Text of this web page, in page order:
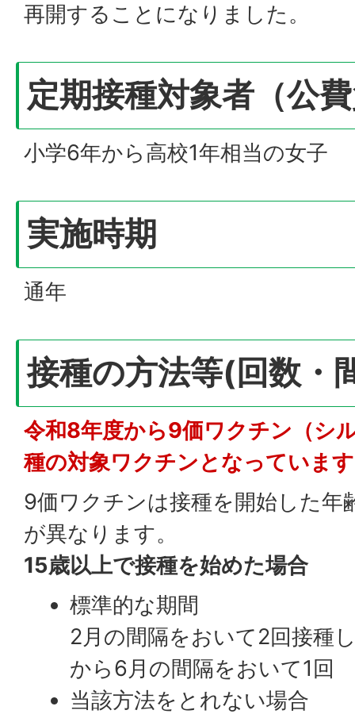
再開することになりました。
定期接種対象者（公
小学6年から高校1年相当の女子
実施時期
通年
接種の方法等(回数・
令和8年度から9価ワクチン（シ
種の対象ワクチンとなっていま
9価ワクチンは接種を開始した年
が異なります。
15歳以上で接種を始めた場合
標準的な期間
2月の間隔をおいて2回接種
から6月の間隔をおいて1回
当該方法をとれない場合